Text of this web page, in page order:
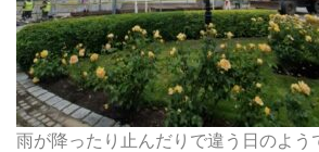
雨が降ったり止んだりで違う日のよう